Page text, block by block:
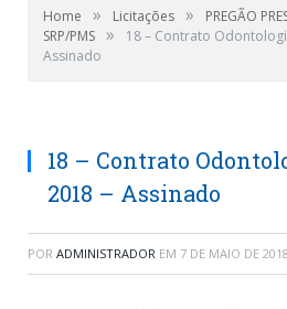
Home » Licitações »
PREGÃO
SRP/PMS »
18 – Contrato
Assinado
18 – Contrato
2018 – Assinado
POR ADMINISTRADOR EM 7 DE MAIO DE 2018